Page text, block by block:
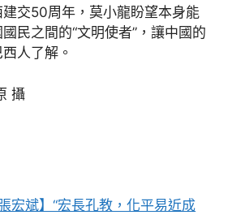
交50周年，莫小龍盼望本身能
民之間的“文明使者”，讓中國的
人了解。
攝
宏斌】“宏長孔教，化平易近成